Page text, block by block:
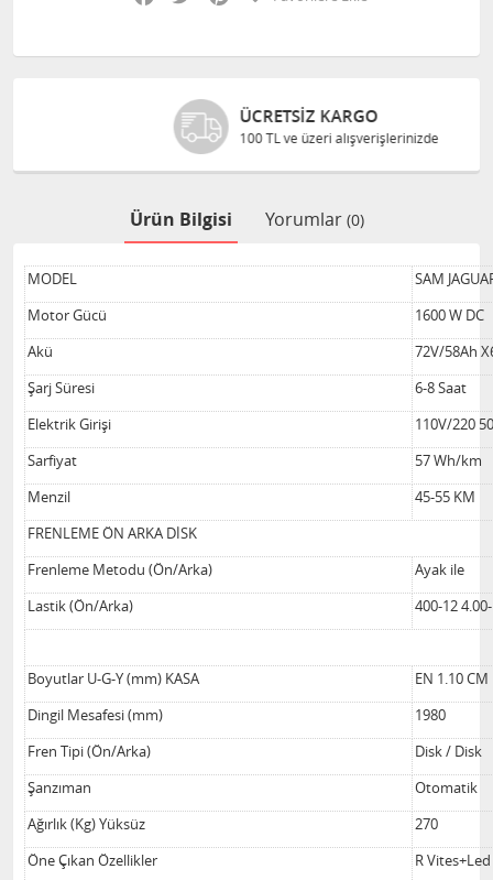
ÜCRETSIZ KARGO
100 TL ve üzeri alışverişlerinizde
Ürün Bilgisi Yorumlar (0)
MODEL
SAM
Motor Gücü
1600 W DC
Akü
72V/58Ah
Şarj Süresi
6-8 Saat
Elektrik Girişi
110V/220
Sarfiyat
57 Wh/km
Menzil
45-55 KM
FRENLEME ÖN ARKA DİSK
Frenleme Metodu (Ön/Arka)
Ayak ile
Lastik (Ön/Arka)
400-12
Boyutlar U-G-Y (mm) KASA
EN 1.10
Dingil Mesafesi (mm)
1980
Fren Tipi (Ön/Arka)
Disk / Disk
Şanzıman
Otomatik
Ağırlık (Kg) Yüksüz
270
Öne Çıkan Özellikler
R